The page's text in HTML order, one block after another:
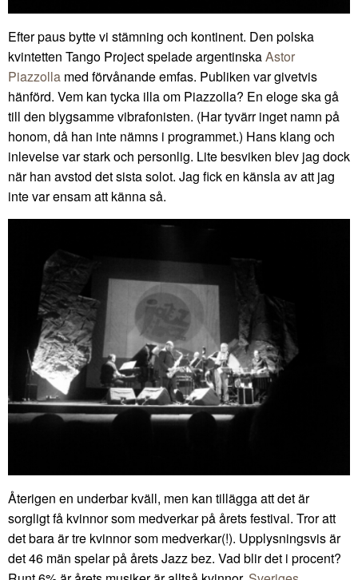
Efter paus bytte vi stämning och kontinent. Den polska
kvintetten Tango Project spelade argentinskaAstor
Piazzolla med förvånande emfas. Publiken var givetvis
hänförd. Vem kan tycka illa om Piazzolla? En eloge ska gå
till den blygsamme vibrafonisten. (Har tyvärr inget namn på
honom, då han inte nämns i programmet.) Hans klang och
inlevelse var stark och personlig. Lite besviken blev jag dock
när han avstod det sista solot. Jag fick en känsla av att jag
inte var ensam att känna så.
Återigen en underbar kväll, men kan tillägga att det är
sorgligt få kvinnor som medverkar på årets festival. Tror att
det bara är tre kvinnor som medverkar(!). Upplysningsvis är
det 46 män spelar på årets Jazz bez. Vad blir det i procent?